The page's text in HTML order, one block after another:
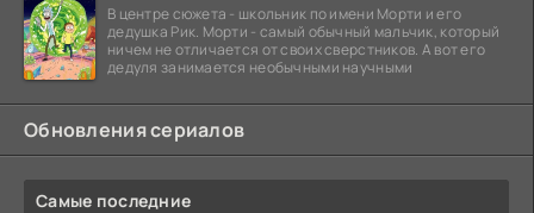
В центре сюжета - школьник по имени Морти и его
дедушка Рик. Морти - самый обычный мальчик, который
ничем не отличается от своих сверстников. А вот его
дедуля занимается необычными научными
Обновления сериалов
Самые последние